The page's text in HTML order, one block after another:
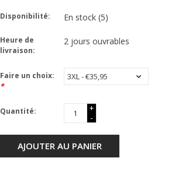
Disponibilité: En stock (5)
Heure de
livraison:
2 jours ouvrables
Faire un choix:
*
Quantité:
+
-
AJOUTER AU PANIER